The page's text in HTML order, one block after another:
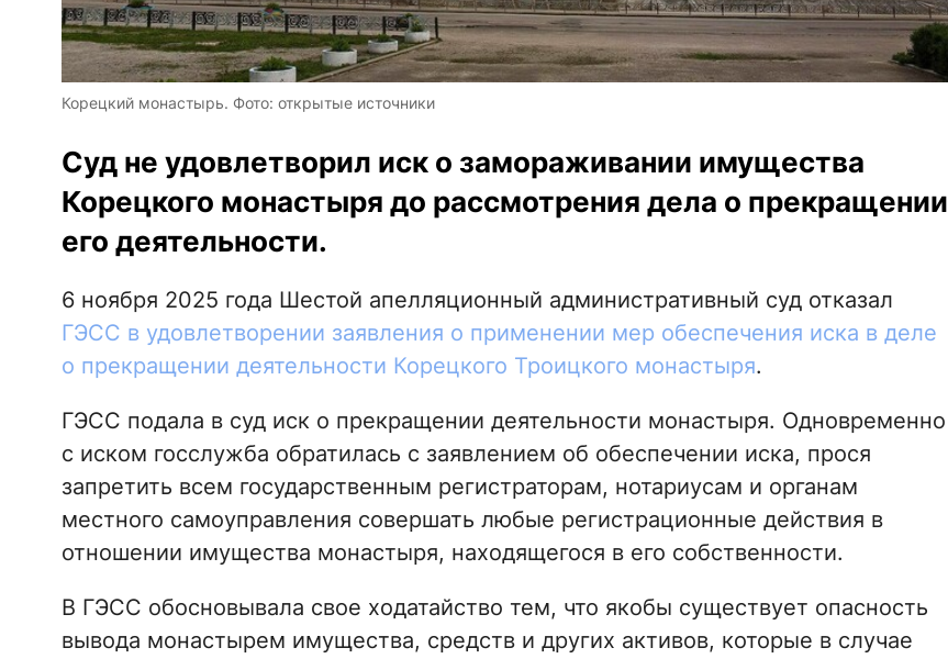
Корецкий монастырь. Фото: открытые источники
Суд не удовлетворил иск о замораживании имущества
Корецкого монастыря до рассмотрения дела о прекращении
его деятельности.
6 ноября 2025 года Шестой апелляционный административный суд отказал
ГЭСС в удовлетворении заявления о применении мер обеспечения иска в деле
о прекращении деятельности Корецкого Троицкого монастыря.
ГЭСС подала в суд иск о прекращении деятельности монастыря. Одновременно
с иском госслужба обратилась с заявлением об обеспечении иска, прося
запретить всем государственным регистраторам, нотариусам и органам
местного самоуправления совершать любые регистрационные действия в
отношении имущества монастыря, находящегося в его собственности.
В ГЭСС обосновывала свое ходатайство тем, что якобы существует опасность
вывода монастырем имущества, средств и других активов, которые в случае